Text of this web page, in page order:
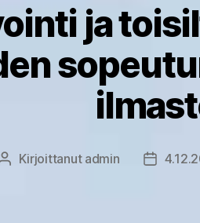
ja
Kirjoittaja
Kirjoittanut admin